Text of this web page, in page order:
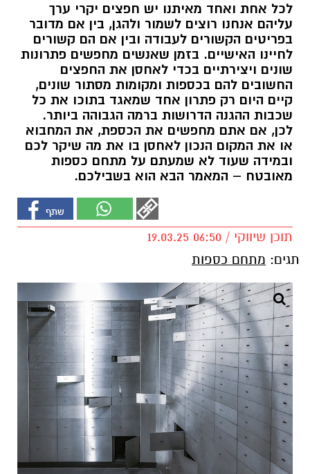
לכל אחת ואחד מאיתנו יש חפצים יקרי ערך
עליהם אנחנו רוצים לשמור ולהגן, בין אם מדובר
בפריטים הקשורים לעבודה ובין אם הם קשורים
לחיינו האישיים. בזמן שאנשים מחפשים פתרונות
שונים ויצירתיים בכדי לאחסן את החפצים
החשובים להם בכספות ומקומות מסתור שונים,
קיים היום רק פתרון אחד שמאגד בתוכו את כל
שכבות ההגנה הדרושות ברמה הגבוהה ביותר.
לכן, אם אתם מחפשים את הכספת, את המחבוא
או את המקום הנכון לאחסן בו את מה שיקר לכם
ובמידה שעוד לא שמעתם על מתחם כספות
מאובטח – המאמר הבא הוא בשבילכם.
תוכן שיווקי / 06:50 19.03.25
תגים: מתחם כספות